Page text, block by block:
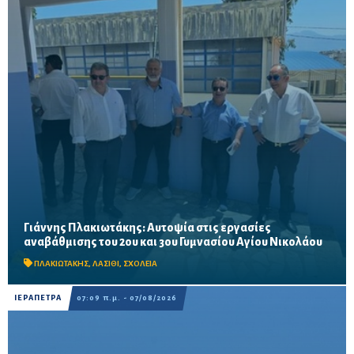
Γιάννης Πλακιωτάκης: Αυτοψία στις εργασίες
αναβάθμισης του 2ου και 3ου Γυμνασίου Αγίου Νικολάου
ΠΛΑΚΙΩΤΑΚΗΣ, ΛΑΣΙΘΙ, ΣΧΟΛΕΙΑ
Οι παρεμβάσεις του προγράμματος «Μαριέττα Γιαννάκου»
αναμένεται να ολοκληρωθούν πριν από τη νέα σχολική χρονιά –
Προβλέπονται ανακαινίσεις αιθουσών, αύλειων και...
ΙΕΡΑΠΕΤΡΑ 07:09 π.μ. - 07/08/2026